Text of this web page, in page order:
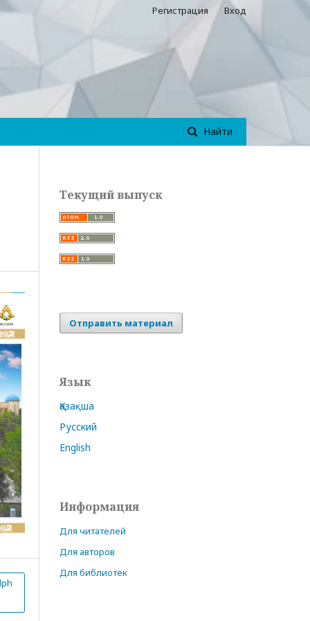
Найти
Регистрация Вход
Текущий выпуск
Отправить материал
Язык
Қазақша
Русский
English
Информация
Для читателей
Для авторов
Для библиотек